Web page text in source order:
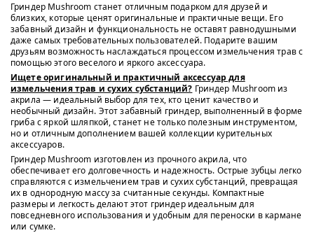
Гриндер Mushroom станет отличным подарком для друзей и
близких, которые ценят оригинальные и практичные вещи. Его
забавный дизайн и функциональность не оставят равнодушными
даже самых требовательных пользователей. Подарите вашим
друзьям возможность наслаждаться процессом измельчения трав с
помощью этого веселого и яркого аксессуара.
Ищете оригинальный и практичный аксессуар для
измельчения трав и сухих субстанций? Гриндер Mushroom из
акрила — идеальный выбор для тех, кто ценит качество и
необычный дизайн. Этот забавный гриндер, выполненный в форме
гриба с яркой шляпкой, станет не только полезным инструментом,
но и отличным дополнением вашей коллекции курительных
аксессуаров.
Гриндер Mushroom изготовлен из прочного акрила, что
обеспечивает его долговечность и надежность. Острые зубцы легко
справляются с измельчением трав и сухих субстанций, превращая
их в однородную массу за считанные секунды. Компактные
размеры и легкость делают этот гриндер идеальным для
повседневного использования и удобным для переноски в кармане
или сумке.